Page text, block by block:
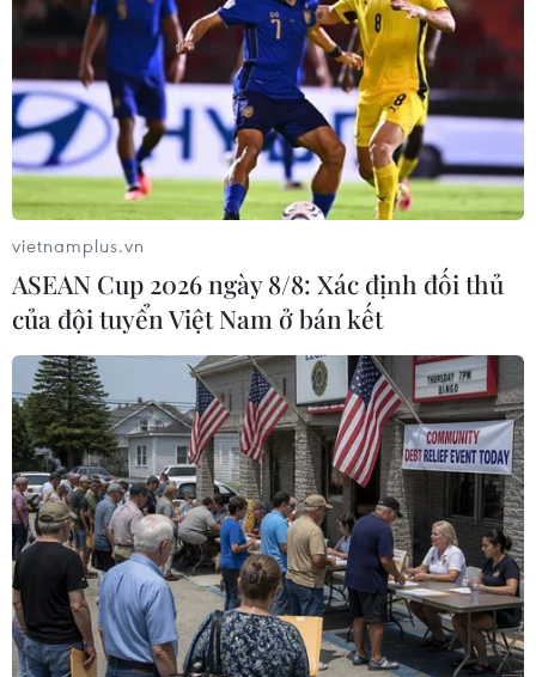
#Thượng viện Mỹ #Viện trợ Ukraine
#Viện trợ Israel
#Dải Gaza
#Quốc hội Mỹ #Hạ viện Mỹ
Israel
Mỹ
Ukraine
Theo dõi VietnamPlus
XUNG ĐỘT ISRAEL-HAMAS
Xung đột Israel-Hamas: Ít nhất 300 trẻ em thiệt
mạng trong 300 ngày qua
Xung đột Hamas-Israel: Israel chưa chấp thuận
kế hoạch về Dải Gaza
Israel và Hội đồng Hòa bình thảo luận giải giáp
vũ khí tại Gaza
Israel hoài nghi việc Hamas giải giáp theo thỏa
thuận Gaza
vietnamplus.vn
ASEAN Cup 2026 ngày 8/8: Xác định đối thủ
của đội tuyển Việt Nam ở bán kết